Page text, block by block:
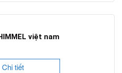
việt nam
Chi tiết